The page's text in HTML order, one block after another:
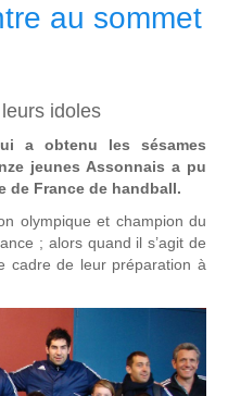
au sommet
idoles
a obtenu les sésames
jeunes Assonnais a pu
de France de handball.
olympique et champion du
; alors quand il s’agit de
cadre de leur préparation à